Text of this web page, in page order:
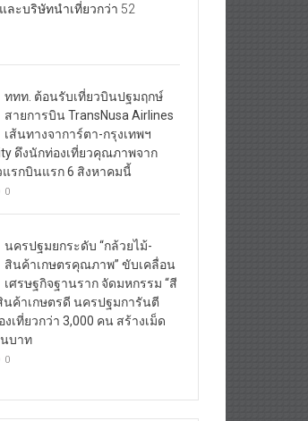
ะบริษัทนำเที่ยวกว่า 52
ททท. ต้อนรับเที่ยวบินปฐมฤกษ์
สายการบิน TransNusa Airlines
เส้นทางจาการ์ตา-กรุงเทพฯ
ดึงนักท่องเที่ยวคุณภาพจาก
แรกบินแรก 6 สิงหาคมนี้
0
นครปฐมยกระดับ “กล้วยไม้-
สินค้าเกษตรคุณภาพ” ขับเคลื่อน
เศรษฐกิจฐานราก จัดมหกรรม “สี
ค้าเกษตรดี นครปฐมการันตี
งเที่ยวกว่า 3,000 คน สร้างเม็ด
นบาท
0